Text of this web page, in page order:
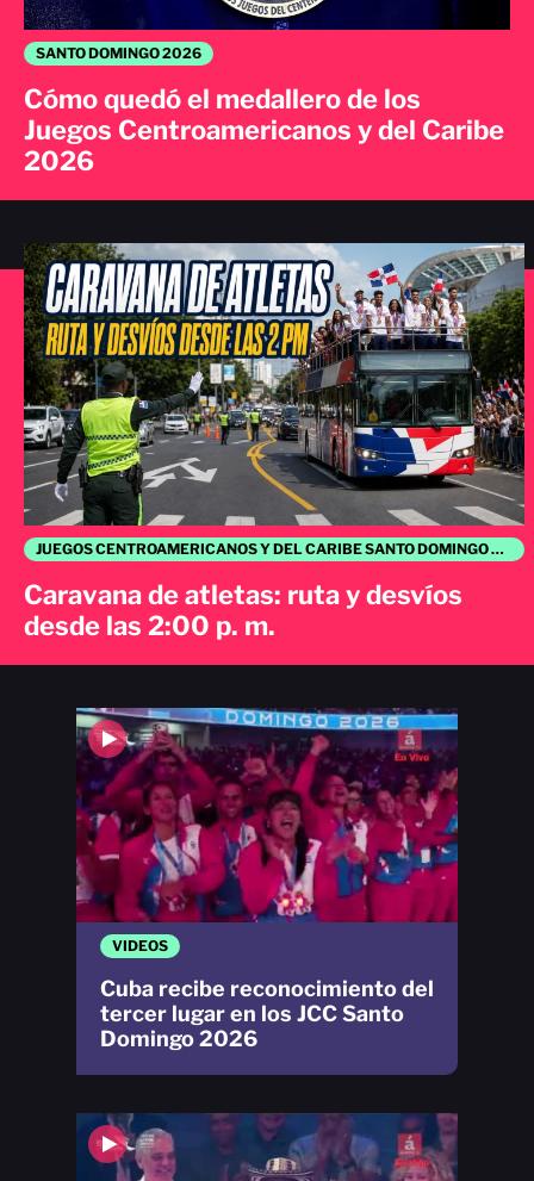
JUEGOS CENTROAMERICANOS Y DEL CARIBE SANTO DOMINGO 2026
Caravana de atletas: ruta y desvíos
desde las 2:00 p. m.
SANTO DOMINGO 2026
Cómo quedó el medallero de los
Juegos Centroamericanos y del Caribe
2026
VIDEOS
Cuba recibe reconocimiento del
tercer lugar en los JCC Santo
Domingo 2026